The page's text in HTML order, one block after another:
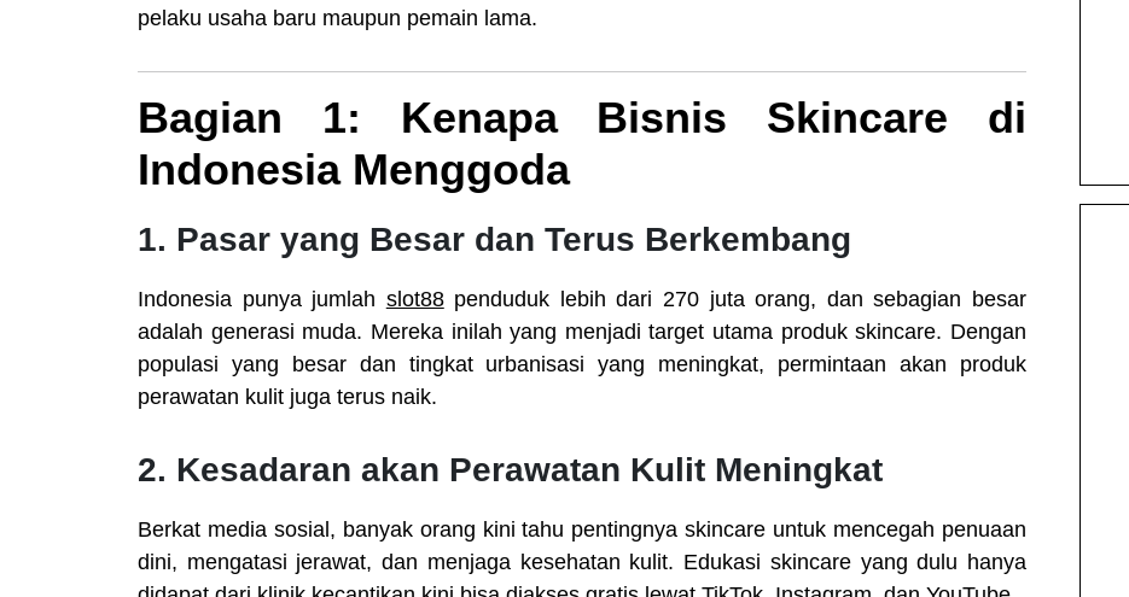
pelaku usaha baru maupun pemain lama.
Bagian 1: Kenapa Bisnis Skincare di
Indonesia Menggoda
1. Pasar yang Besar dan Terus Berkembang
Indonesia punya jumlah slot88penduduk lebih dari 270 juta orang, dan sebagian besar
adalah generasi muda. Mereka inilah yang menjadi target utama produk skincare. Dengan
populasi yang besar dan tingkat urbanisasi yang meningkat, permintaan akan produk
perawatan kulit juga terus naik.
2. Kesadaran akan Perawatan Kulit Meningkat
Berkat media sosial, banyak orang kini tahu pentingnya skincare untuk mencegah penuaan
dini, mengatasi jerawat, dan menjaga kesehatan kulit. Edukasi skincare yang dulu hanya